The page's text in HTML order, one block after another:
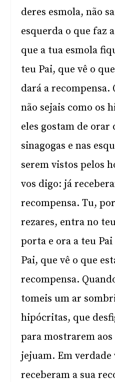
deres esmola, não
esquerda o que faz
que a tua esmola
teu Pai, que vê o
dará a recompensa.
não sejais como os
eles gostam de orar
sinagogas e nas
serem vistos pelos
vos digo: já
recompensa. Tu,
rezares, entra no
porta e ora a teu
Pai, que vê o que
recompensa.
tomeis um ar
hipócritas, que
para mostrarem
jejuam. Em verdade
receberam a sua